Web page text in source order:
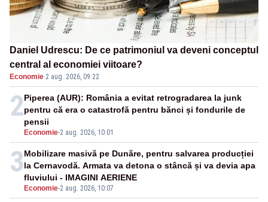
Daniel Udrescu: De ce patrimoniul va deveni conceptul
central al economiei viitoare?
Economie·2 aug. 2026, 09:22
2
Economie-2 aug. 2026, 10:01
Piperea (AUR): România a evitat retrogradarea la junk
pentru că era o catastrofă pentru bănci și fondurile de
pensii
3
Economie-2 aug. 2026, 10:07
Mobilizare masivă pe Dunăre, pentru salvarea producției
la Cernavodă. Armata va detona o stâncă și va devia apa
fluviului - IMAGINI AERIENE